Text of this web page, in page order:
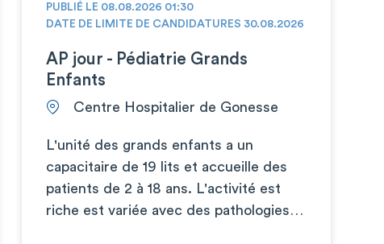
PUBLIÉ LE 08.08.2026 01:30
DATE DE LIMITE DE CANDIDATURES 30.08.2026
AP jour - Pédiatrie Grands
Enfants
Centre Hospitalier de Gonesse
L'unité des grands enfants a un
capacitaire de 19 lits et accueille des
patients de 2 à 18 ans. L'activité est
riche est variée avec des pathologies…